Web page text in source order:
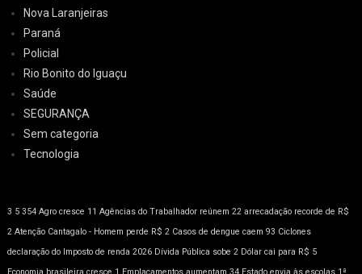
Nova Laranjeiras
Paraná
Policial
Rio Bonito do Iguaçu
Saúde
SEGURANÇA
Sem categoria
Tecnologia
3 5 354 Agro cresce 11 Agências do Trabalhador reúnem 22 arrecadação recorde de R$
2 Atenção Cantagalo - Homem perde R$ 2 Casos de dengue caem 93 Ciclones
declaração do Imposto de renda 2026 Dívida Pública sobe 2 Dólar cai para R$ 5